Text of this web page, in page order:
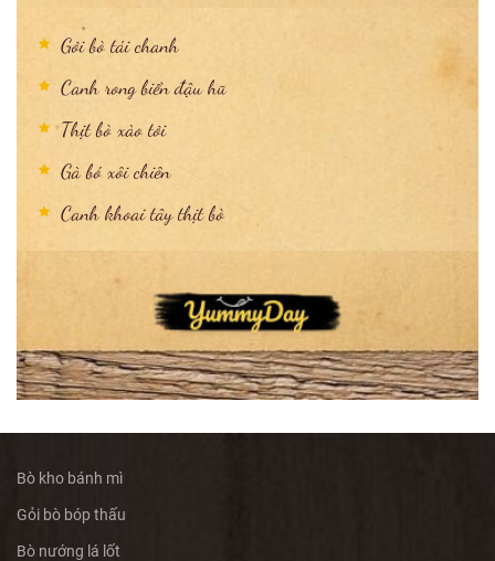
Gỏi bò tái chanh
Canh rong biển đậu hũ
Thịt bò xào tỏi
Gà bó xôi chiên
Canh khoai tây thịt bò
Bò kho bánh mì
Gỏi bò bóp thấu
Bò nướng lá lốt